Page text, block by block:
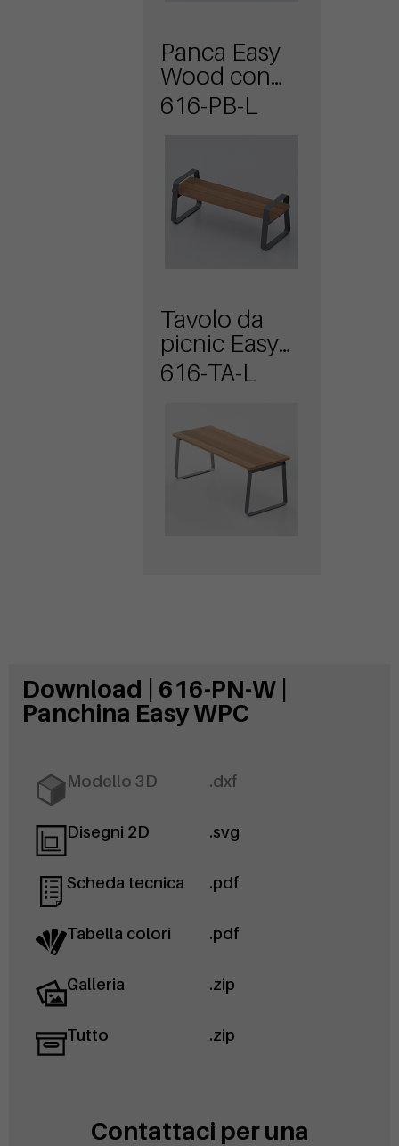
Panca Easy
Wood con
braccioli
616-PB-L
Tavolo da
picnic Easy
Wood
616-TA-L
Download | 616-PN-W |
Panchina Easy WPC
Modello 3D .dxf
Disegni 2D .svg
Scheda tecnica .pdf
Tabella colori .pdf
Galleria .zip
Tutto .zip
Contattaci per una